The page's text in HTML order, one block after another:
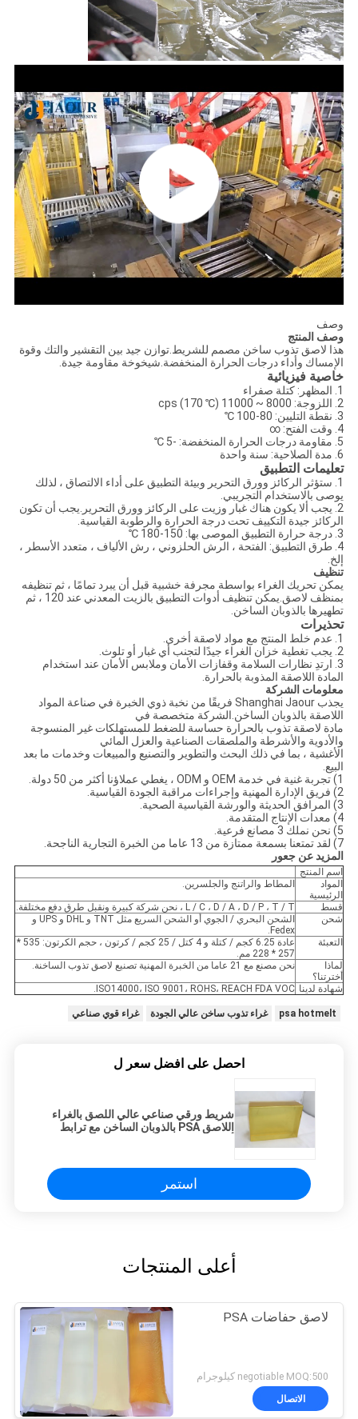
وصف
وصف المنتج
هذا لاصق تذوب ساخن مصمم للشريط.توازن جيد بين التقشير والتك وقوة
الإمساك وأداء درجات الحرارة المنخفضة.شيخوخة مقاومة جيدة.
خاصية فيزيائية
1. المظهر: كتلة صفراء
2. اللزوجة: 8000 ~ 11000 cps (170 ℃)
3. نقطة التليين: 80-100 ℃
4. وقت الفتح: ∞
5. مقاومة درجات الحرارة المنخفضة: -5 ℃
6. مدة الصلاحية: سنة واحدة
تعليمات التطبيق
1. ستؤثر الركائز وورق التحرير وبيئة التطبيق على أداء الالتصاق ، لذلك
يوصى بالاستخدام التجريبي.
2. يجب ألا يكون هناك غبار وزيت على الركائز وورق التحرير.يجب أن تكون
الركائز جيدة التكييف تحت درجة الحرارة والرطوبة القياسية.
3. درجة حرارة التطبيق الموصى بها: 150-180 ℃
4. طرق التطبيق: الفتحة ، الرش الحلزوني ، رش الألياف ، متعدد الأسطر ،
إلخ.
تنظيف
يمكن تحريك الغراء بواسطة مجرفة خشبية قبل أن يبرد تمامًا ، ثم تنظيفه
بمنظف لاصق.يمكن تنظيف أدوات التطبيق بالزيت المعدني عند 120 ، ثم
تطهيرها بالذوبان الساخن.
تحذيرات
1. عدم خلط المنتج مع مواد لاصقة أخرى.
2. يجب تغطية خزان الغراء جيدًا لتجنب أي غبار أو تلوث.
3. ارتدِ نظارات السلامة وقفازات الأمان وملابس الأمان عند استخدام
المادة اللاصقة المذوبة بالحرارة.
معلومات الشركة
يجذب Shanghai Jaour فريقًا من نخبة ذوي الخبرة في صناعة المواد
اللاصقة بالذوبان الساخن.الشركة متخصصة في
مادة لاصقة تذوب بالحرارة حساسة للضغط للمستهلكات غير المنسوجة
والأدوية والأشرطة والملصقات الصناعية والعزل المائي
الأغشية ، بما في ذلك البحث والتطوير والتصنيع والمبيعات وخدمات ما بعد
البيع.
1) تجربة غنية في خدمة OEM و ODM ، يغطي عملاؤنا أكثر من 50 دولة.
2) فريق الإدارة المهنية وإجراءات مراقبة الجودة القياسية.
3) المرافق الحديثة والورشة القياسية الصحية.
4) معدات الإنتاج المتقدمة.
5) نحن نملك 3 مصانع فرعية.
7) لقد تمتعنا بسمعة ممتازة من 13 عاما من الخبرة التجارية الناجحة.
المزيد عن جعور
اسم المنتج
المواد
الرئيسية
المطاط والراتنج والجلسرين.
قسط
L / C ، D / A ، D / P ، T / T ، نحن شركة كبيرة ونقبل طرق دفع مختلفة.
شحن
الشحن البحري / الجوي أو الشحن السريع مثل TNT و DHL و UPS و
Fedex.
التعبئة
عادة 6.25 كجم / كتلة و 4 كتل / 25 كجم / كرتون ، حجم الكرتون: 535 *
257 * 228 مم.
لماذا
أخترتنا؟
نحن مصنع مع 21 عاما من الخبرة المهنية تصنيع لاصق تذوب الساخنة.
شهادة لدينا ISO14000، ISO 9001، ROHS، REACH FDA VOC.
psa hotmelt غراء تذوب ساخن عالي الجودة غراء قوي صناعي
احصل على افضل سعر ل
شريط ورقي صناعي عالي اللصق بالغراء
اللاصق PSA بالذوبان الساخن مع ترابط
استمر
أعلى المنتجات
لاصق حفاضات PSA
negotiable MOQ:500 كيلوجرام
الاتصال